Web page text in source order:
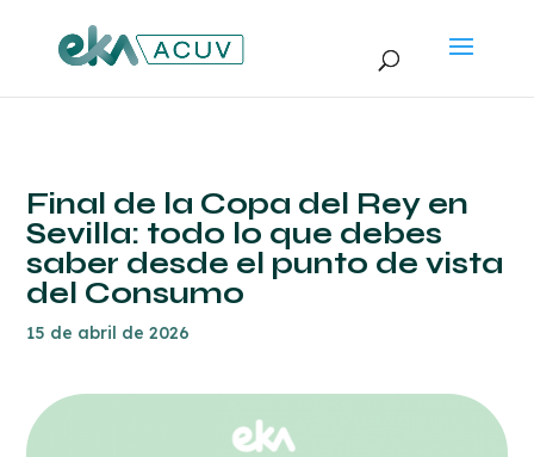
Final de la Copa del Rey en
Sevilla: todo lo que debes
saber desde el punto de vista
del Consumo
15 de abril de 2026